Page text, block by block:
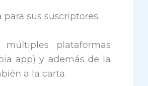
sus suscriptores.
plataformas
app) y además de la
a la carta.